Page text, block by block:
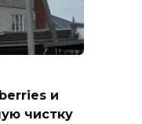
и
чистку